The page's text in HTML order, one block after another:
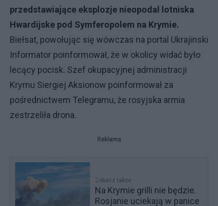
przedstawiające eksplozje nieopodal lotniska
Hwardijske pod Symferopolem na Krymie.
Biełsat, powołując się wówczas na portal Ukrajinski
Informator poinformował, że w okolicy widać było
lecący pocisk. Szef okupacyjnej administracji
Krymu Siergiej Aksionow poinformował za
pośrednictwem Telegramu, że rosyjska armia
zestrzeliła drona.
Reklama
Zobacz także
Na Krymie grilli nie będzie.
Rosjanie uciekają w panice